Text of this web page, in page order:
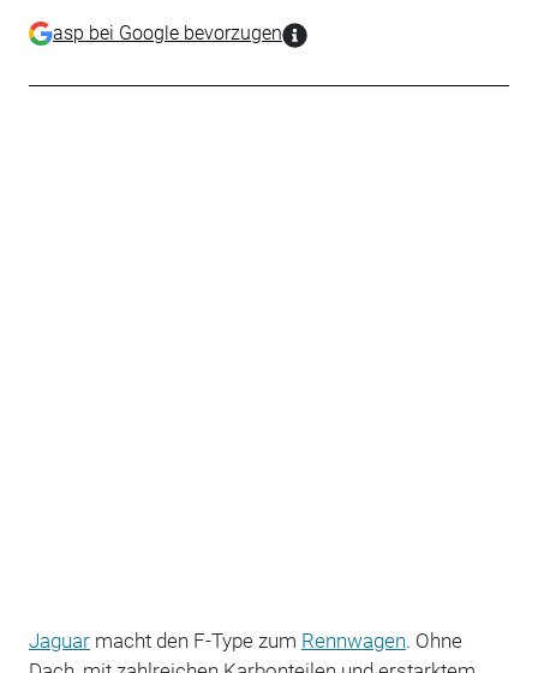
asp bei Google bevorzugen
Jaguarmacht den F-Type zum Rennwagen. Ohne